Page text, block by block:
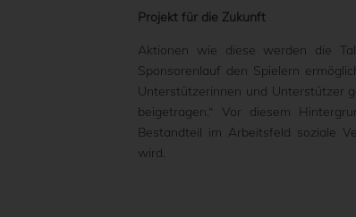
Projekt für die Zukunft
Aktionen wie diese werden die
Sponsorenlauf den Spielern
Unterstützerinnen und Unterstützer
beigetragen.“ Vor diesem
Bestandteil im Arbeitsfeld soziale
wird.